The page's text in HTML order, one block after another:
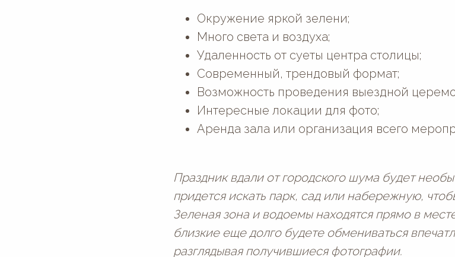
Окружение яркой зелени;
Много света и воздуха;
Удаленность от суеты центра столицы;
Современный, трендовый формат;
Возможность проведения выездной
Интересные локации для фото;
Аренда зала или организация всего
Праздник вдали от городского шума будет
придется искать парк, сад или набережную,
Зеленая зона и водоемы находятся прямо в
близкие еще долго будете обмениваться
разглядывая получившиеся фотографии.